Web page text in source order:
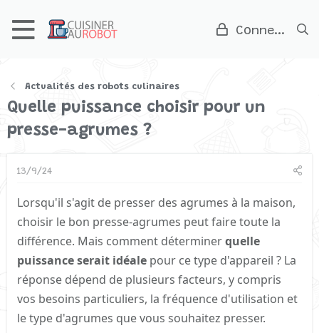
Connexion
Actualités des robots culinaires
Quelle puissance choisir pour un
presse-agrumes ?
13/9/24
Lorsqu'il s'agit de presser des agrumes à la maison,
choisir le bon presse-agrumes peut faire toute la
différence. Mais comment déterminerquelle
puissance serait idéale pour ce type d'appareil ? La
réponse dépend de plusieurs facteurs, y compris
vos besoins particuliers, la fréquence d'utilisation et
le type d'agrumes que vous souhaitez presser.